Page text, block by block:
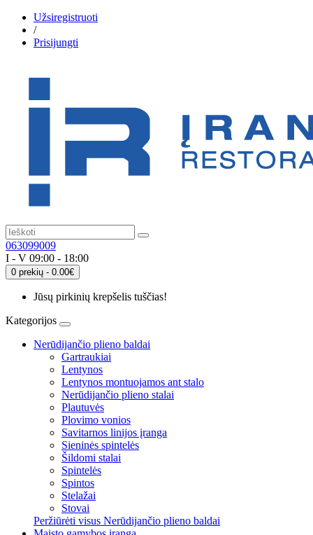
Užsiregistruoti
/
Prisijungti
063099009
I - V 09:00 - 18:00
0 prekių - 0.00€
Jūsų pirkinių krepšelis tuščias!
Kategorijos
Nerūdijančio plieno baldai
Gartraukiai
Lentynos
Lentynos montuojamos ant stalo
Nerūdijančio plieno stalai
Plautuvės
Plovimo vonios
Savitarnos linijos įranga
Sieninės spintelės
Šildomi stalai
Spintelės
Spintos
Stelažai
Stovai
Peržiūrėti visus Nerūdijančio plieno baldai